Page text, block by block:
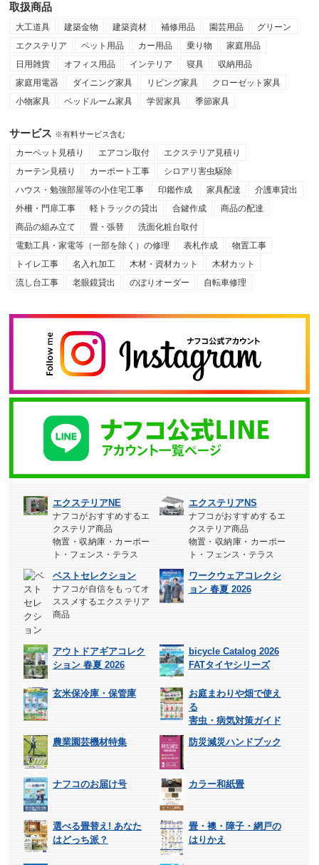
取扱商品
大工道具 建築金物 建築資材 補修用品 園芸用品
グリーン
エクステリア
ペット用品 カー用品 乗り物
家庭用品
日用雑貨
オフィス用品 インテリア 寝具
収納用品
家庭用電器
ダイニング家具 リビング家具
クローゼット家具
小物家具
ベッドルーム家具 学習家具 季節家具
サービス ※有料サービス含む
カーペット見積り エアコン取付
エクステリア見積り
カーテン見積り
カーポート工事
シロアリ害虫駆除
ハウス・勉強部屋等の小住宅工事
印鑑作成 家具配達
介護車貸出
外柵・門扉工事
軽トラックの貸出 合鍵作成
商品の配達
商品の組み立て
畳・張替
洗面化粧台取付
電動工具・家電等（一部を除く）の修理
表札作成
物置工事
トイレ工事
名入れ加工 木材・資材カット
木材カット
流し台工事
老眼鏡貸出 のぼりオーダー 自転車修理
エクステリアNE
ナフコがおすすめするエ
クステリア商品
物置・収納庫・カーポー
ト・フェンス・テラス
エクステリアNS
ナフコがおすすめするエ
クステリア商品
物置・収納庫・カーポー
ト・フェンス・テラス
ベストセレクション
ナフコが自信をもってオ
ススメするエクステリア
商品
ワークウェアコレクシ
ョン 春夏 2026
アウトドアギアコレク
ション 春夏 2026
bicycle Catalog 2026
FATタイヤシリーズ
玄米保冷庫・保管庫
お庭まわりや畑で使え
る
害虫・病気対策ガイド
農業園芸機材特集
防災減災ハンドブック
ナフコのお届け号 カラー和紙畳
選べる畳替え! あなた
はどっち派？
畳・襖・障子・網戸の
はりかえ